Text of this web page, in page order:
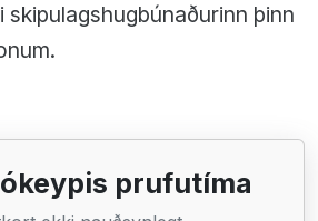
skipulagshugbúnaðurinn þinn
prufutíma